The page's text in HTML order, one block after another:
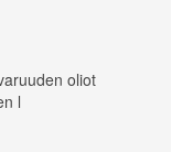
oliot
l